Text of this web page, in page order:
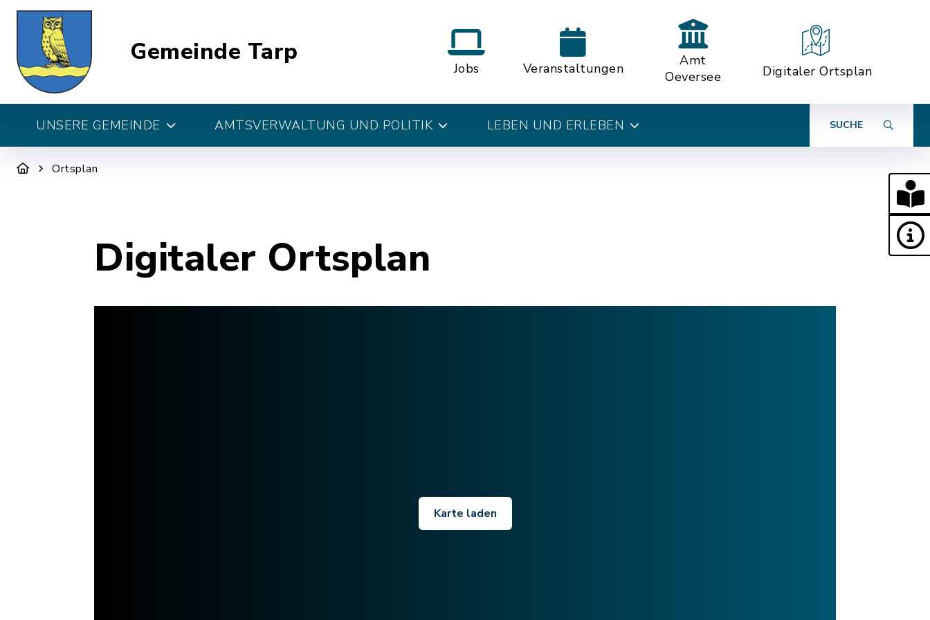
Gemeinde Tarp
Jobs Veranstaltungen
Amt
Oeversee
Digitaler Ortsplan
UNSERE GEMEINDE AMTSVERWALTUNG UND POLITIK LEBEN UND ERLEBEN SUCHE
Ortsplan
Digitaler Ortsplan
Karte laden